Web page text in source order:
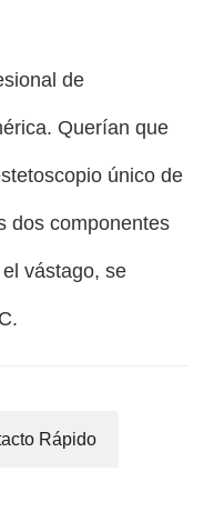
de
Querían que
único de
dos componentes
vástago, se
Rápido